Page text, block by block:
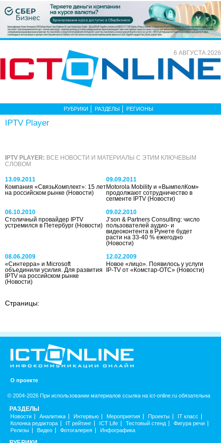
6 АВГУСТА 2026
РУБРИКИ РАЗДЕЛЫ РЕГИОНЫ
IPTV Player
IPTV PLAYER: ВСЕ НОВОСТИ И МАТЕРИАЛЫ С ЭТИМ КЛЮЧЕВЫМ
СЛОВОМ
13.09.2011
Компания «СвязьКомплект»: 15 лет
на российском рынке (Новости)
09.09.2011
Motorola Mobility и «ВымпелКом»
продолжают сотрудничество в
сегменте IPTV(Новости)
06.10.2010
Столичный провайдер IPTV
устремился в Петербург (Новости)
09.02.2010
J’son & Partners Consulting: число
пользователей аудио- и
видеоконтента в Рунете будет
расти на 33-40 % ежегодно
(Новости)
08.06.2009
«Синтерра» и Microsoft
объединили усилия. Для развития
IPTV на российском рынке
(Новости)
12.02.2009
Новое «лицо». Появилось у услуги
IP-TV от «Комстар-ОТС»(Новости)
Страницы:
О проекте
© 2004-2026 При использовании материалов ссылка на ict-online.ru обязательна
РАЗДЕЛЫ
Новости Аналитика Интервью Мероприятия Проекты
IT класс
Колонка редактора
IT рейтинг ICT Life Тестовый стенд
Фигура речи
Релизы
Видео Фотогалерея Инфографика